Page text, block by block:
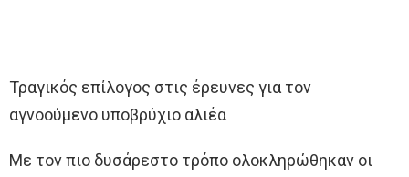
Τραγικός επίλογος στις έρευνες για τον
αγνοούμενο υποβρύχιο αλιέα
Με τον πιο δυσάρεστο τρόπο ολοκληρώθηκαν οι